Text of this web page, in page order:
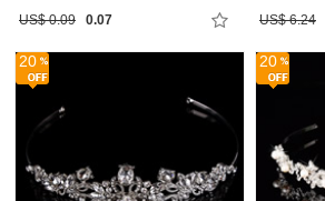
US$ 0.09 0.07 US$ 6.24
20 20